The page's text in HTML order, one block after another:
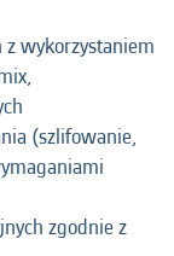
wykorzystaniem
(szlifowanie,
zgodnie z